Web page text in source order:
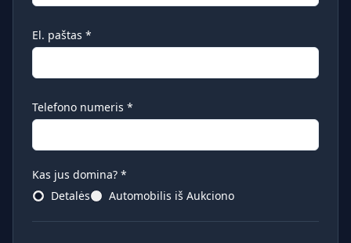
El. paštas *
Telefono numeris *
Kas jus domina? *
Detalės
Automobilis iš Aukciono